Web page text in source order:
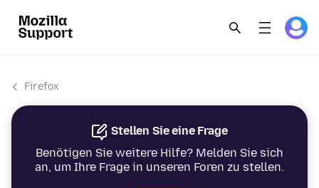
Firefox
Stellen Sie eine Frage
Benötigen Sie weitere Hilfe? Melden Sie sich
an, um Ihre Frage in unseren Foren zu stellen.